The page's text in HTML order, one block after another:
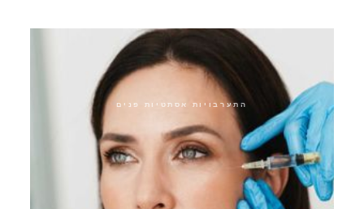
הטיפולים הנוספים שלנו
התערבויות אסתטיות פנים